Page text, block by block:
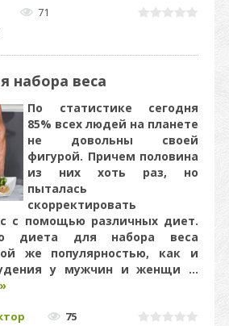
71
набора веса
По статистике сегодня
85% всех людей на планете
не довольны своей
фигурой. Причем половина
из них хоть раз, но
пыталась
скорректировать
с помощью различных диет.
диета для набора веса
же популярностью, как и
у мужчин и женщи ...
75